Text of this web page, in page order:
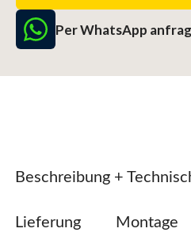
Per WhatsApp
Beschreibung +
Lieferung Montage